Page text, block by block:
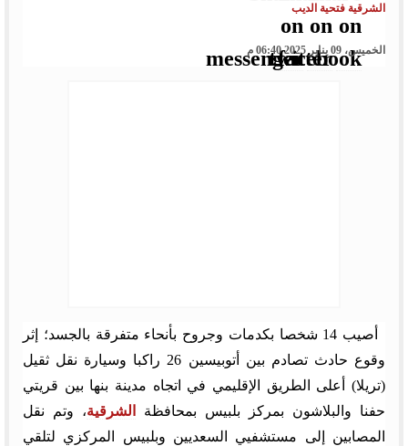
الشرقية فتحية الديب
الخميس، 09 يناير 2025 06:40 م
أصيب 14 شخصا بكدمات وجروح بأنحاء متفرقة بالجسد؛ إثر
وقوع حادث تصادم بين أتوبيسين 26 راكبا وسيارة نقل ثقيل
(تريلا) أعلى الطريق الإقليمي في اتجاه مدينة بنها بين قريتي
حفنا والبلاشون بمركز بلبيس بمحافظة
الشرقية، وتم نقل
المصابين إلى مستشفيي السعديين وبلبيس المركزي لتلقي